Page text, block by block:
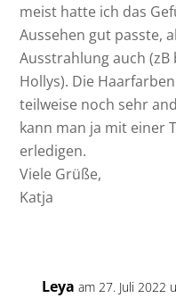
meist hatte ich das
Aussehen gut passte,
Ausstrahlung auch (zB
Hollys). Die
teilweise noch sehr
kann man ja mit einer
erledigen.
Viele Grüße,
Katja
Leya am 27. Juli 2022